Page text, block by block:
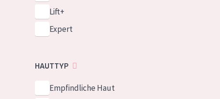
Lift+
Expert
HAUTTYP
Empfindliche Haut